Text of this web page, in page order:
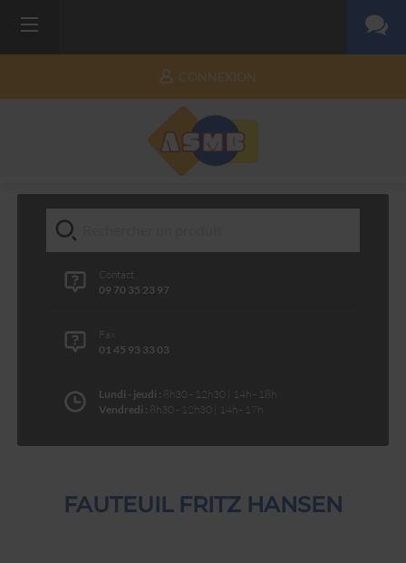
CONNEXION
Contact
09 70 35 23 97
Fax
01 45 93 33 03
Lundi - jeudi : 8h30 - 12h30 | 14h - 18h
Vendredi : 8h30 - 12h30 | 14h - 17h
FAUTEUIL FRITZ HANSEN